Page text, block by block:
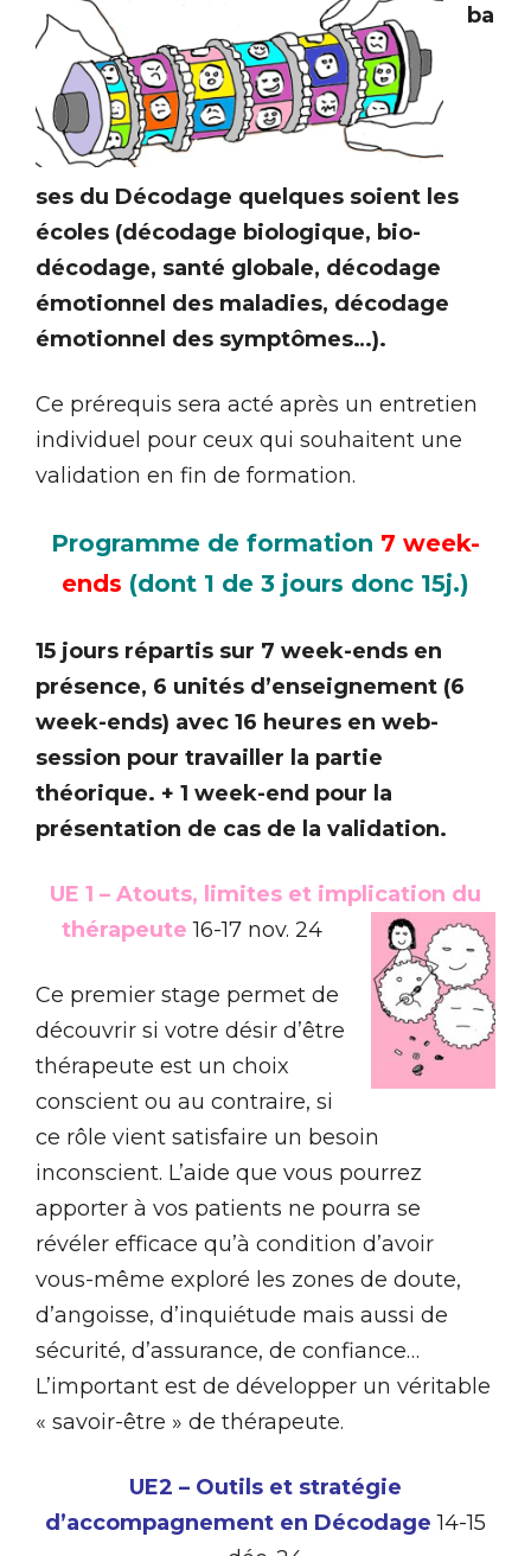
ba
ses du Décodage quelques soient les
écoles (décodage biologique, bio-
décodage, santé globale, décodage
émotionnel des maladies, décodage
émotionnel des symptômes…).
Ce prérequis sera acté après un entretien
individuel pour ceux qui souhaitent une
validation en fin de formation.
Programme de formation 7 week-
ends (dont 1 de 3 jours donc 15j.)
15 jours répartis sur 7 week-ends en
présence, 6 unités d’enseignement (6
week-ends) avec 16 heures en web-
session pour travailler la partie
théorique. + 1 week-end pour la
présentation de cas de la validation.
UE 1 – Atouts, limites et implication du
thérapeute16-17 nov. 24
Ce premier stage permet de
découvrir si votre désir d’être
thérapeute est un choix
conscient ou au contraire, si
ce rôle vient satisfaire un besoin
inconscient. L’aide que vous pourrez
apporter à vos patients ne pourra se
révéler efficace qu’à condition d’avoir
vous-même exploré les zones de doute,
d’angoisse, d’inquiétude mais aussi de
sécurité, d’assurance, de confiance…
L’important est de développer un véritable
« savoir-être » de thérapeute.
UE2 – Outils et stratégie
d’accompagnement en Décodage14-15